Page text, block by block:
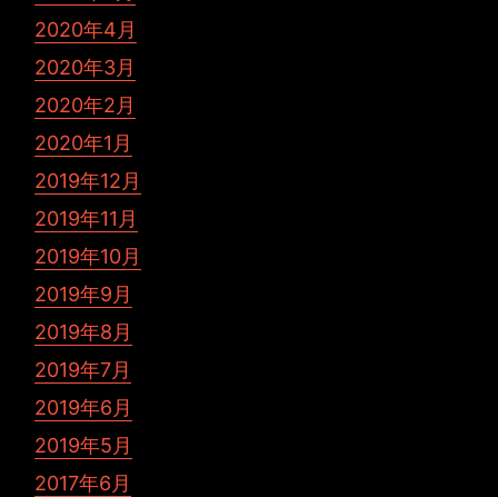
2020年4月
2020年3月
2020年2月
2020年1月
2019年12月
2019年11月
2019年10月
2019年9月
2019年8月
2019年7月
2019年6月
2019年5月
2017年6月